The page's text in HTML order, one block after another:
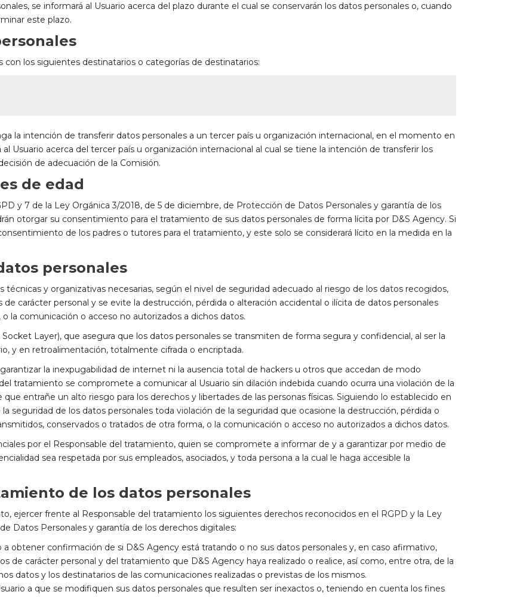
se informará al Usuario acerca del plazo durante el cual se conservarán los datos personales o, cuando
este plazo.
con los siguientes destinatarios o categorías de destinatarios:
la intención de transferir datos personales a un tercer país u organización internacional, en el momento en
Usuario acerca del tercer país u organización internacional al cual se tiene la intención de transferir los
de adecuación de la Comisión.
de edad
y 7 de la Ley Orgánica 3/2018, de 5 de diciembre, de Protección de Datos Personales y garantía de los
otorgar su consentimiento para el tratamiento de sus datos personales de forma lícita por D&S Agency. Si
de los padres o tutores para el tratamiento, y este solo se considerará lícito en la medida en la
personales
y organizativas necesarias, según el nivel de seguridad adecuado al riesgo de los datos recogidos,
carácter personal y se evite la destrucción, pérdida o alteración accidental o ilícita de datos personales
la comunicación o acceso no autorizados a dichos datos.
Layer), que asegura que los datos personales se transmiten de forma segura y confidencial, al ser la
y en retroalimentación, totalmente cifrada o encriptada.
la inexpugabilidad de internet ni la ausencia total de hackers u otros que accedan de modo
tratamiento se compromete a comunicar al Usuario sin dilación indebida cuando ocurra una violación de la
entrañe un alto riesgo para los derechos y libertades de las personas físicas. Siguiendo lo establecido en
seguridad de los datos personales toda violación de la seguridad que ocasione la destrucción, pérdida o
conservados o tratados de otra forma, o la comunicación o acceso no autorizados a dichos datos.
por el Responsable del tratamiento, quien se compromete a informar de y a garantizar por medio de
sea respetada por sus empleados, asociados, y toda persona a la cual le haga accesible la
de los datos personales
ejercer frente al Responsable del tratamiento los siguientes derechos reconocidos en el RGPD y la Ley
Datos Personales y garantía de los derechos digitales:
a obtener confirmación de si D&S Agency está tratando o no sus datos personales y, en caso afirmativo,
de carácter personal y del tratamiento que D&S Agency haya realizado o realice, así como, entre otra, de la
datos y los destinatarios de las comunicaciones realizadas o previstas de los mismos.
a que se modifiquen sus datos personales que resulten ser inexactos o, teniendo en cuenta los fines